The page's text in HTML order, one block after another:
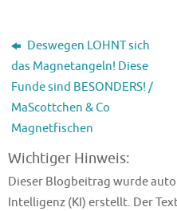
Deswegen LOHNT sich
das Magnetangeln! Diese
Funde sind BESONDERS! /
MaScottchen & Co
Magnetfischen
Wichtiger Hinweis:
Dieser Blogbeitrag wurde
Intelligenz (KI) erstellt. Der